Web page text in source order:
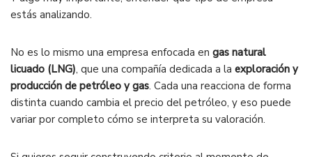
estás analizando.
No es lo mismo una empresa enfocada en gas natural
licuado (LNG), que una compañía dedicada a la exploración y
producción de petróleo y gas. Cada una reacciona de forma
distinta cuando cambia el precio del petróleo, y eso puede
variar por completo cómo se interpreta su valoración.